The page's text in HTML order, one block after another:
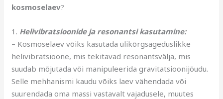
kosmoselaev?
1. Helivibratsioonide ja resonantsi kasutamine:
– Kosmoselaev võiks kasutada ülikõrgsageduslikke
helivibratsioone, mis tekitavad resonantsvälja, mis
suudab mõjutada või manipuleerida gravitatsioonijõudu.
Selle mehhanismi kaudu võiks laev vähendada või
suurendada oma massi vastavalt vajadusele, muutes